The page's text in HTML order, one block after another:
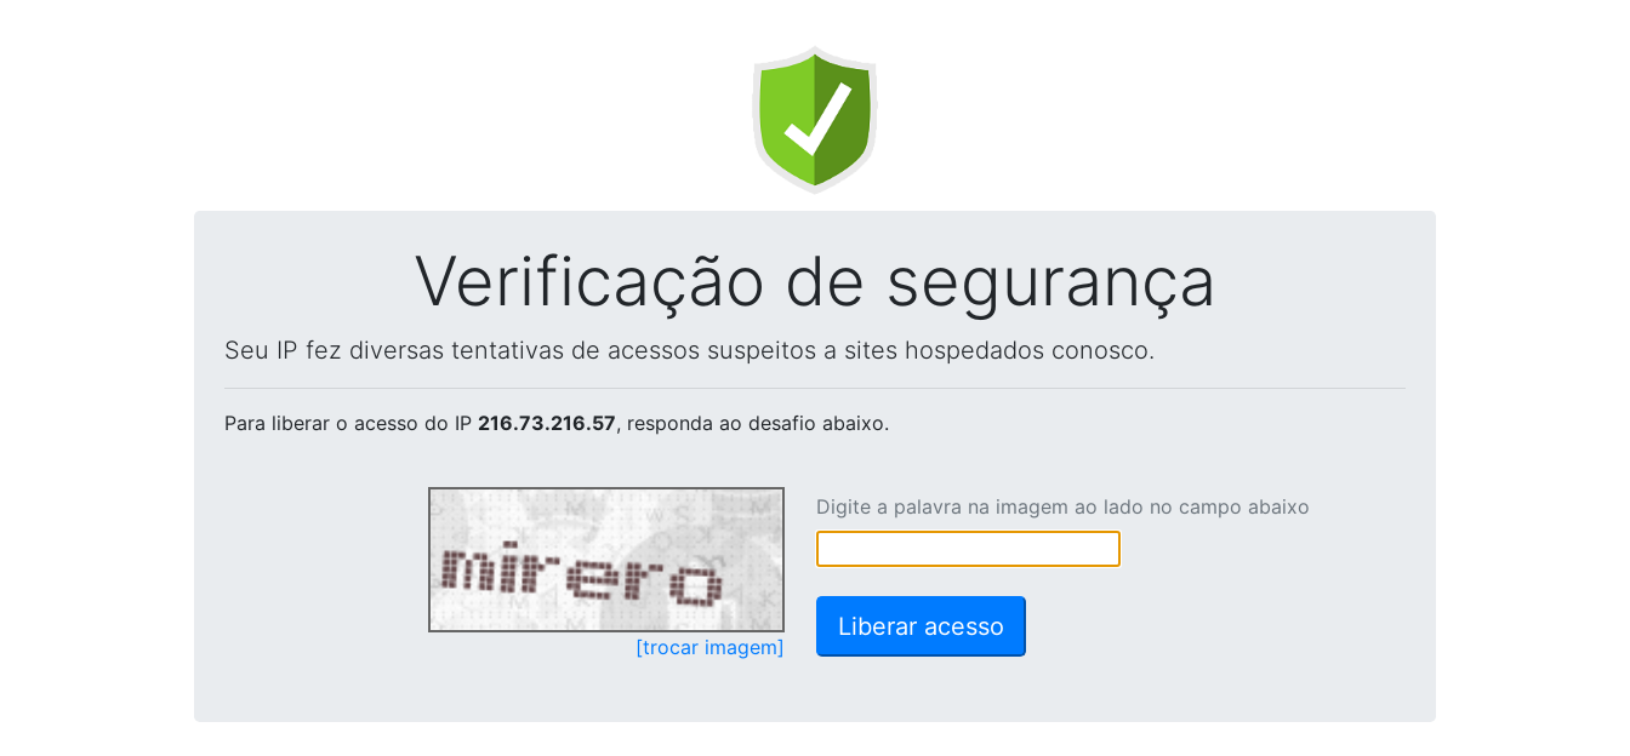
Verificação de segurança
Seu IP fez diversas tentativas de acessos suspeitos a sites hospedados conosco.
Para liberar o acesso do IP 216.73.216.57, responda ao desafio abaixo.
[trocar imagem]
Digite a palavra na imagem ao lado no campo abaixo